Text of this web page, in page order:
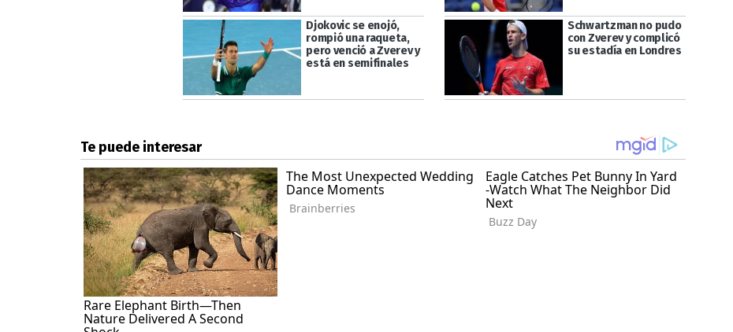
Djokovic se enojó,
rompió una raqueta,
pero venció a Zverev y
está en semifinales
Schwartzman no pudo
con Zverev y complicó
su estadía en Londres